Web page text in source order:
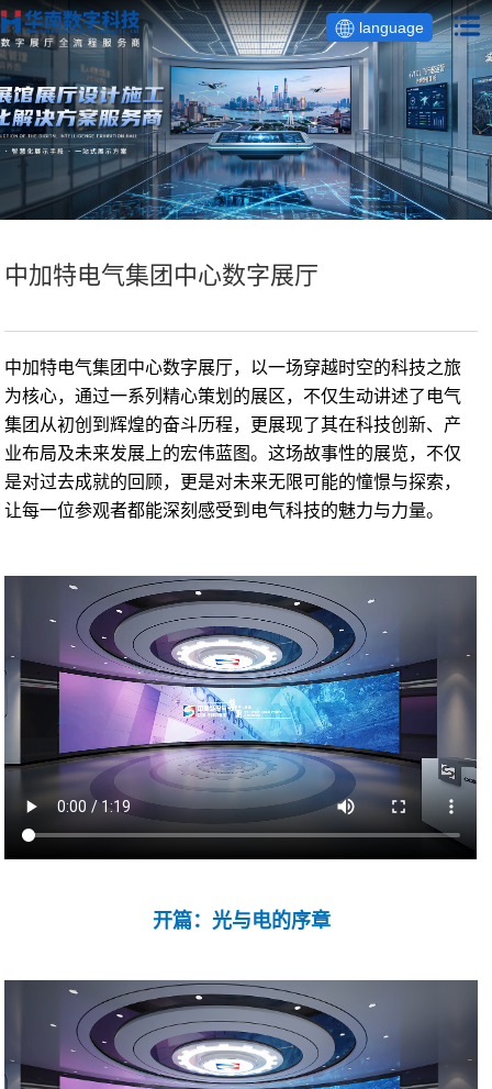
language
中加特电气集团中心数字展厅
中加特电气集团中心数字展厅，以一场穿越时空的科技之旅
为核心，通过一系列精心策划的展区，不仅生动讲述了电气
集团从初创到辉煌的奋斗历程，更展现了其在科技创新、产
业布局及未来发展上的宏伟蓝图。这场故事性的展览，不仅
是对过去成就的回顾，更是对未来无限可能的憧憬与探索，
让每一位参观者都能深刻感受到电气科技的魅力与力量。
开篇：光与电的序章